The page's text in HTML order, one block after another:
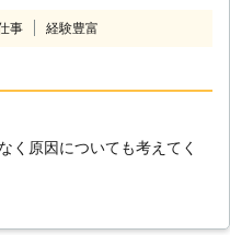
の電力が無くなってしまうの
がある 車の放置だけではな
ります。下記に紹介していき
事 経験豊富
く原因についても考えてく